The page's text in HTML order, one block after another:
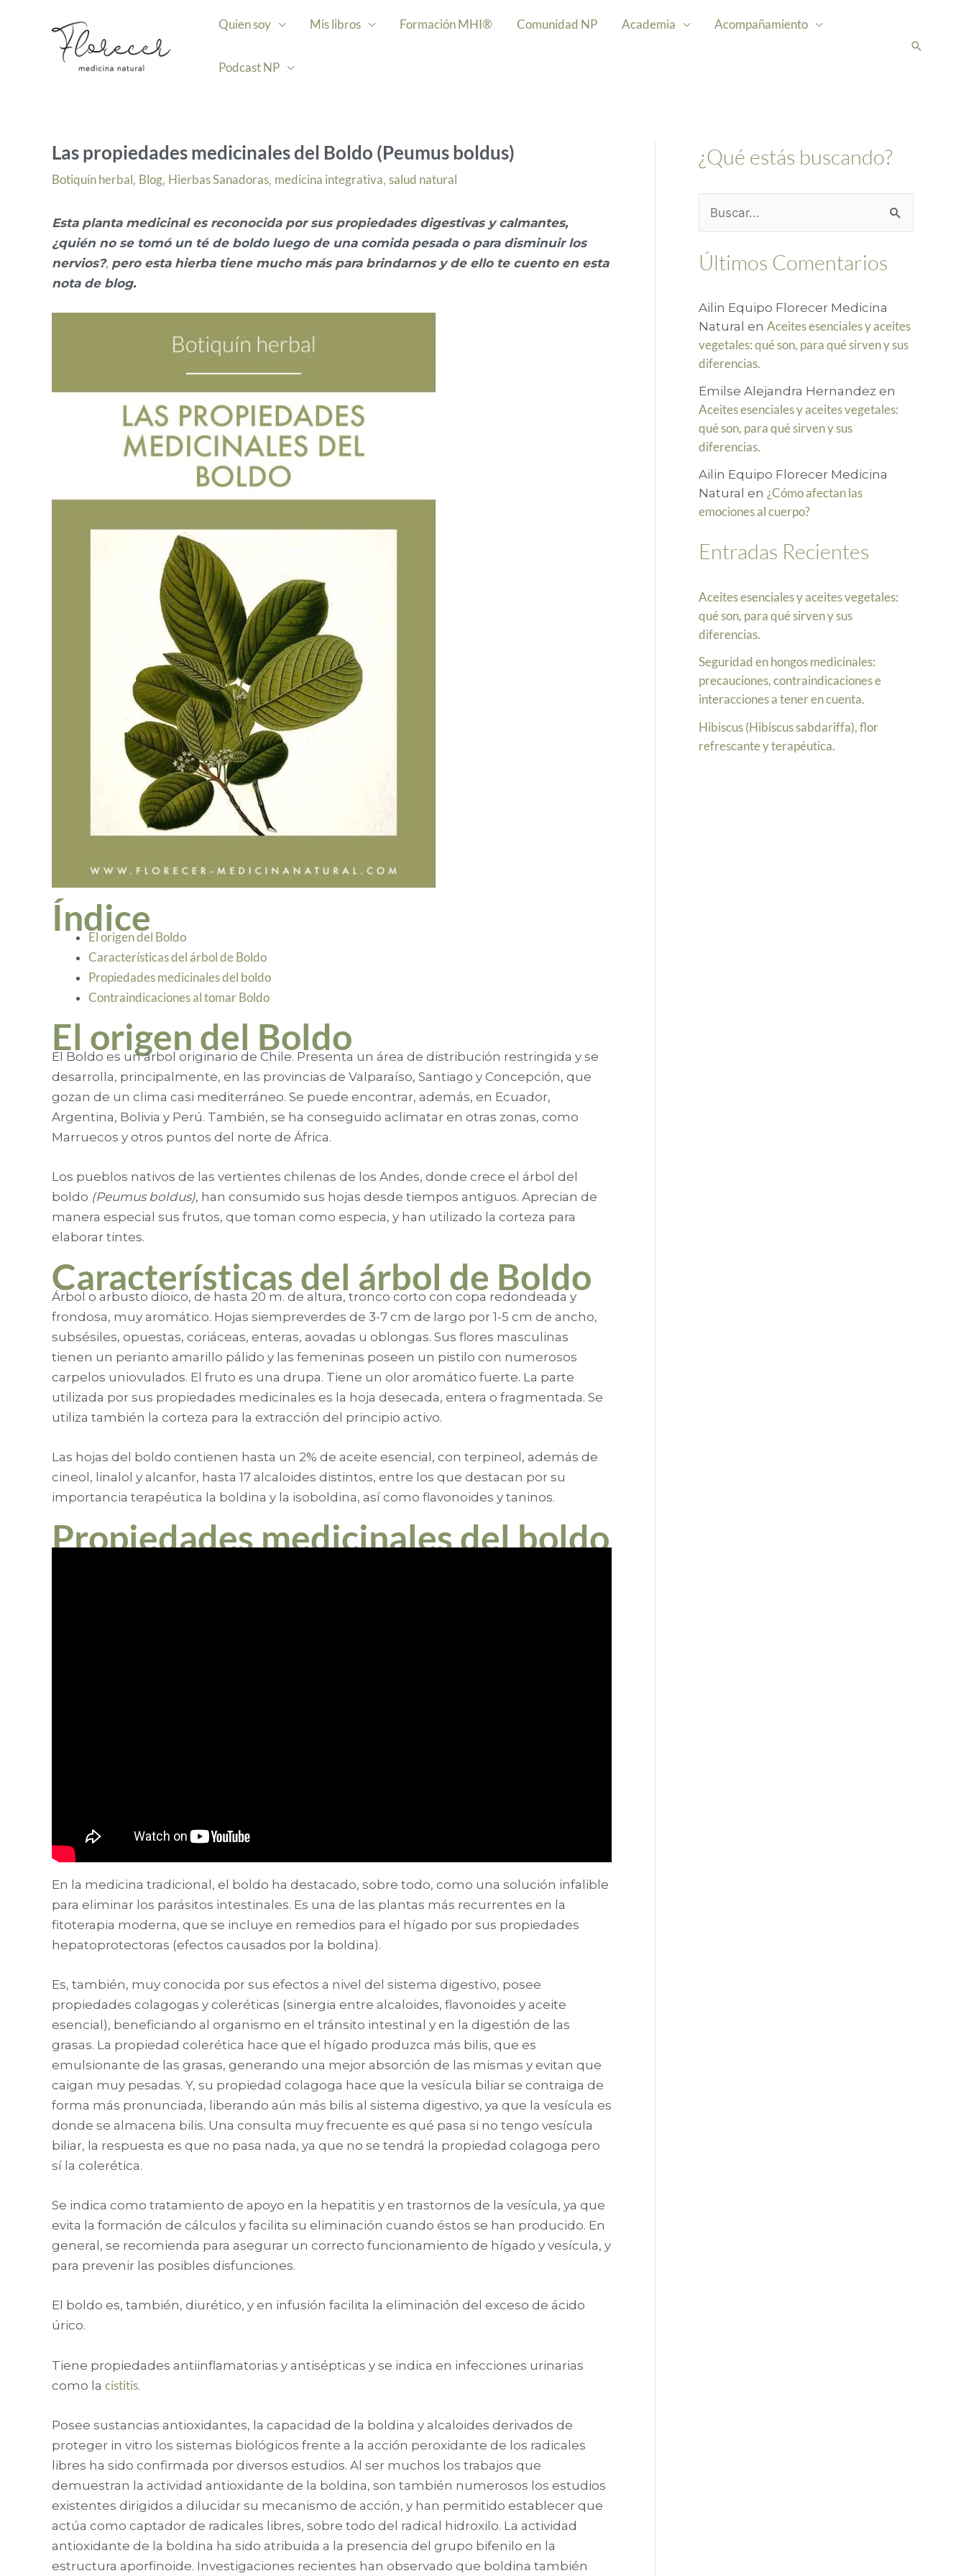
Quien soy Mis libros Formación MHI® Comunidad NP Academia Acompañamiento
Podcast NP
Buscar
Las propiedades medicinales del Boldo (Peumus boldus)
Botiquín herbal, Blog, Hierbas Sanadoras, medicina integrativa, salud natural
Esta planta medicinal es reconocida por sus propiedades digestivas y calmantes,
¿quién no se tomó un té de boldo luego de una comida pesada o para disminuir los
nervios?, pero esta hierba tiene mucho más para brindarnos y de ello te cuento en esta
nota de blog.
Índice
El origen del Boldo
Características del árbol de Boldo
Propiedades medicinales del boldo
Contraindicaciones al tomar Boldo
El origen del Boldo
El Boldo es un árbol originario de Chile. Presenta un área de distribución restringida y se
desarrolla, principalmente, en las provincias de Valparaíso, Santiago y Concepción, que
gozan de un clima casi mediterráneo. Se puede encontrar, además, en Ecuador,
Argentina, Bolivia y Perú. También, se ha conseguido aclimatar en otras zonas, como
Marruecos y otros puntos del norte de África.
Los pueblos nativos de las vertientes chilenas de los Andes, donde crece el árbol del
boldo (Peumus boldus), han consumido sus hojas desde tiempos antiguos. Aprecian de
manera especial sus frutos, que toman como especia, y han utilizado la corteza para
elaborar tintes.
Características del árbol de Boldo
Árbol o arbusto dioico, de hasta 20 m. de altura, tronco corto con copa redondeada y
frondosa, muy aromático. Hojas siempreverdes de 3-7 cm de largo por 1-5 cm de ancho,
subsésiles, opuestas, coriáceas, enteras, aovadas u oblongas. Sus flores masculinas
tienen un perianto amarillo pálido y las femeninas poseen un pistilo con numerosos
carpelos uniovulados. El fruto es una drupa. Tiene un olor aromático fuerte. La parte
utilizada por sus propiedades medicinales es la hoja desecada, entera o fragmentada. Se
utiliza también la corteza para la extracción del principio activo.
Las hojas del boldo contienen hasta un 2% de aceite esencial, con terpineol, además de
cineol, linalol y alcanfor, hasta 17 alcaloides distintos, entre los que destacan por su
importancia terapéutica la boldina y la isoboldina, así como flavonoides y taninos.
Propiedades medicinales del boldo
En la medicina tradicional, el boldo ha destacado, sobre todo, como una solución infalible
para eliminar los parásitos intestinales. Es una de las plantas más recurrentes en la
fitoterapia moderna, que se incluye en remedios para el hígado por sus propiedades
hepatoprotectoras (efectos causados por la boldina).
Es, también, muy conocida por sus efectos a nivel del sistema digestivo, posee
propiedades colagogas y coleréticas (sinergia entre alcaloides, flavonoides y aceite
esencial), beneficiando al organismo en el tránsito intestinal y en la digestión de las
grasas. La propiedad colerética hace que el hígado produzca más bilis, que es
emulsionante de las grasas, generando una mejor absorción de las mismas y evitan que
caigan muy pesadas. Y, su propiedad colagoga hace que la vesícula biliar se contraiga de
forma más pronunciada, liberando aún más bilis al sistema digestivo, ya que la vesícula es
donde se almacena bilis. Una consulta muy frecuente es qué pasa si no tengo vesícula
biliar, la respuesta es que no pasa nada, ya que no se tendrá la propiedad colagoga pero
sí la colerética.
Se indica como tratamiento de apoyo en la hepatitis y en trastornos de la vesícula, ya que
evita la formación de cálculos y facilita su eliminación cuando éstos se han producido. En
general, se recomienda para asegurar un correcto funcionamiento de hígado y vesícula, y
para prevenir las posibles disfunciones.
El boldo es, también, diurético, y en infusión facilita la eliminación del exceso de ácido
úrico.
Tiene propiedades antiinflamatorias y antisépticas y se indica en infecciones urinarias
como la cistitis.
Posee sustancias antioxidantes, la capacidad de la boldina y alcaloides derivados de
proteger in vitro los sistemas biológicos frente a la acción peroxidante de los radicales
libres ha sido confirmada por diversos estudios. Al ser muchos los trabajos que
demuestran la actividad antioxidante de la boldina, son también numerosos los estudios
existentes dirigidos a dilucidar su mecanismo de acción, y han permitido establecer que
actúa como captador de radicales libres, sobre todo del radical hidroxilo. La actividad
antioxidante de la boldina ha sido atribuida a la presencia del grupo bifenilo en la
estructura aporfinoide. Investigaciones recientes han observado que boldina también
¿Qué estás buscando?
s
a
p
o
r
:
Últimos Comentarios
Ailin Equipo Florecer Medicina
Natural en Aceites esenciales y aceites
vegetales: qué son, para qué sirven y sus
diferencias.
Emilse Alejandra Hernandez en
Aceites esenciales y aceites vegetales:
qué son, para qué sirven y sus
diferencias.
Ailin Equipo Florecer Medicina
Natural en ¿Cómo afectan las
emociones al cuerpo?
Entradas Recientes
Aceites esenciales y aceites vegetales:
qué son, para qué sirven y sus
diferencias.
Seguridad en hongos medicinales:
precauciones, contraindicaciones e
interacciones a tener en cuenta.
Hibiscus (Hibiscus sabdariffa), flor
refrescante y terapéutica.